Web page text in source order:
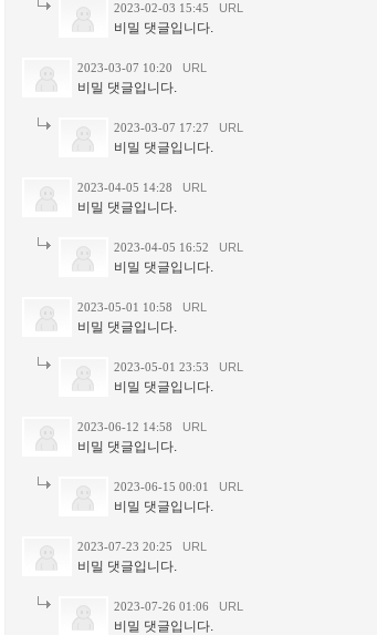
2023-02-03 15:45 URL
비밀 댓글입니다.
2023-03-07 10:20 URL
비밀 댓글입니다.
2023-03-07 17:27 URL
비밀 댓글입니다.
2023-04-05 14:28 URL
비밀 댓글입니다.
2023-04-05 16:52 URL
비밀 댓글입니다.
2023-05-01 10:58 URL
비밀 댓글입니다.
2023-05-01 23:53 URL
비밀 댓글입니다.
2023-06-12 14:58 URL
비밀 댓글입니다.
2023-06-15 00:01 URL
비밀 댓글입니다.
2023-07-23 20:25 URL
비밀 댓글입니다.
2023-07-26 01:06 URL
비밀 댓글입니다.